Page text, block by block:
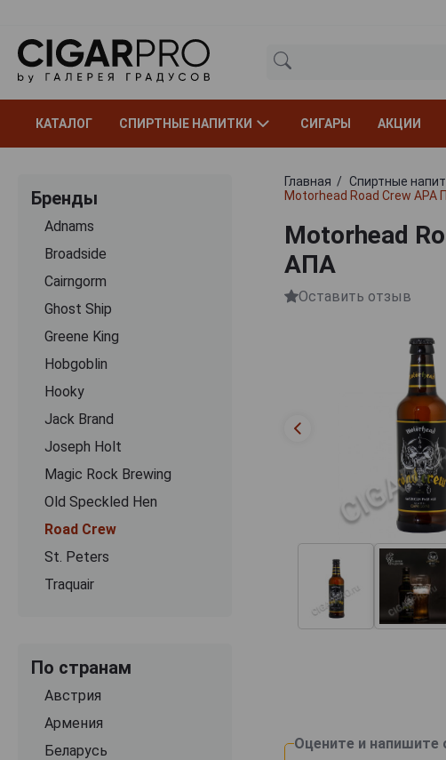
КАТАЛОГ СПИРТНЫЕ НАПИТКИ СИГАРЫ АКЦИИ
Бренды
Adnams
Broadside
Cairngorm
Ghost Ship
Greene King
Hobgoblin
Hooky
Jack Brand
Joseph Holt
Magic Rock Brewing
Old Speckled Hen
Road Crew
St. Peters
Traquair
По странам
Австрия
Армения
Беларусь
Главная Спиртные
Motorhead Road Crew
Motorhead
АПА
Оставить отзыв
Оцените и напишите